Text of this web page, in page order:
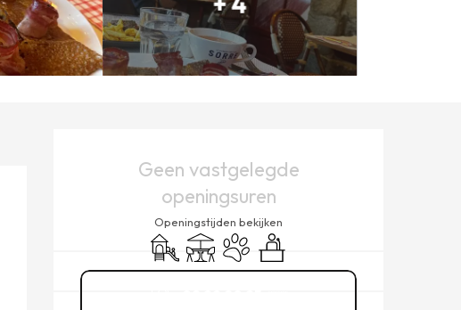
Geen vastgelegde
openingsuren
Openingstijden bekijken
Kinderspelen / Speelruimte
Terras Dieren toegelaten
Seminars